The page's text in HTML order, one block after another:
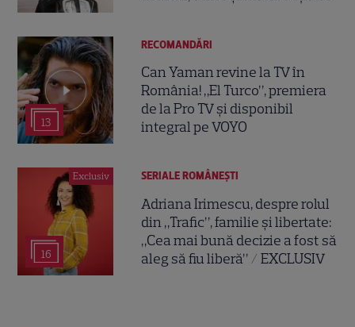
13
RECOMANDĂRI
Can Yaman revine la TV în
România! „El Turco”, premiera
de la Pro TV și disponibil
integral pe VOYO
Exclusiv
16
SERIALE ROMÂNEŞTI
Adriana Irimescu, despre rolul
din „Trafic”, familie și libertate:
„Cea mai bună decizie a fost să
aleg să fiu liberă” / EXCLUSIV